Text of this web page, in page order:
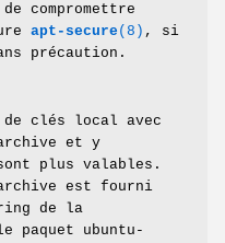
compromettre
apt-secure (8) , si
précaution.
clés local avec
et y
plus valables.
est fourni
de la
paquet ubuntu-